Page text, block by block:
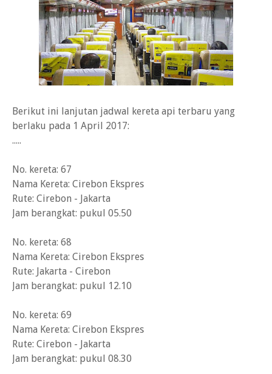
Berikut ini lanjutan jadwal kereta api terbaru yang
berlaku pada 1 April 2017:
.....
No. kereta: 67
Nama Kereta: Cirebon Ekspres
Rute: Cirebon - Jakarta
Jam berangkat: pukul 05.50
No. kereta: 68
Nama Kereta: Cirebon Ekspres
Rute: Jakarta - Cirebon
Jam berangkat: pukul 12.10
No. kereta: 69
Nama Kereta: Cirebon Ekspres
Rute: Cirebon - Jakarta
Jam berangkat: pukul 08.30